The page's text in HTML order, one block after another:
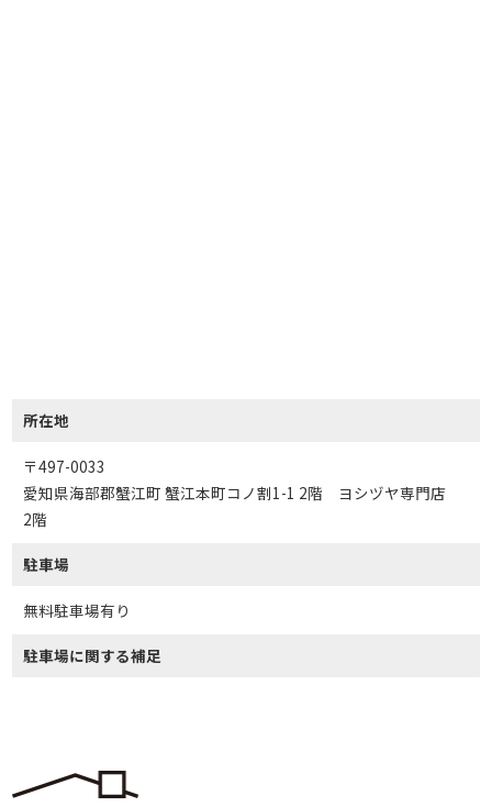
所在地
〒497-0033
愛知県海部郡蟹江町 蟹江本町コノ割1-1 2階 ヨシヅヤ専門店
2階
駐車場
無料駐車場有り
駐車場に関する補足